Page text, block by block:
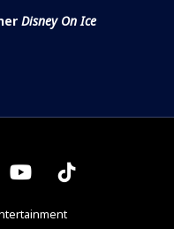
Disney On Ice
YouTubeTiktok